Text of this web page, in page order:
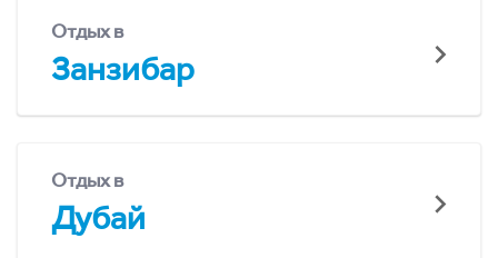
Отдых в
Занзибар
Отдых в
Дубай